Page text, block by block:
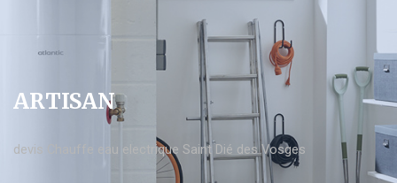
ARTISAN
devis Chauffe eau electrique Saint Dié des Vosges